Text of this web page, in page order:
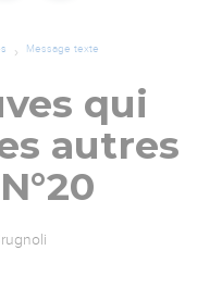
Message texte
qui
autres